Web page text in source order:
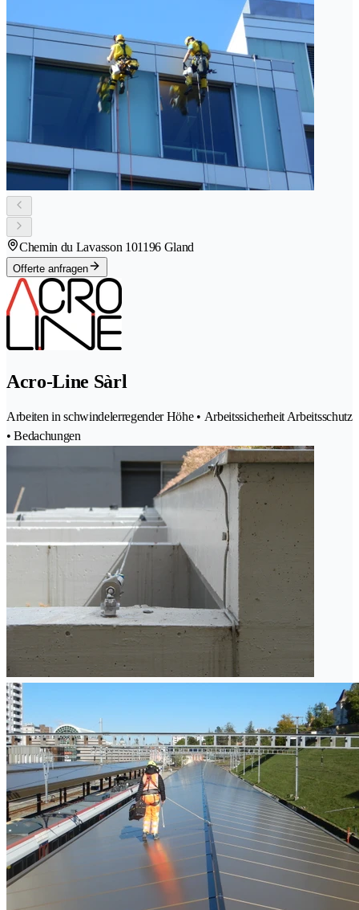
Chemin du Lavasson 101196 Gland
Offerte anfragen
Acro-Line Sàrl
Arbeiten in schwindelerregender Höhe • Arbeitssicherheit Arbeitsschutz
• Bedachungen